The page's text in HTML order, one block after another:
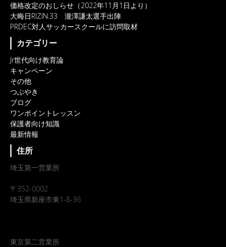
価格改定のおしらせ（2022年11月1日より）
大晦日RIZIN.33 瀧澤謙太選手出陣
PRDEC対人サッカースクールに訪問取材
カテゴリー
Jr世代向け教育論
キャンペーン
その他
つぶやき
ブログ
ワンポイントレッスン
保護者向け知識
最新情報
住所
埼玉第一営業所
〒352-0002
埼玉県新座市東1-8-36
東京第二営業所